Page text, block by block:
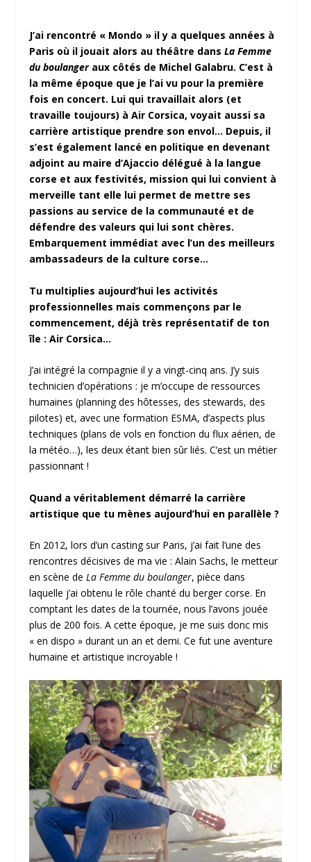
J’ai rencontré « Mondo » il y a quelques années à
Paris où il jouait alors au théâtre dansLa Femme
du boulangeraux côtés de Michel Galabru. C’est à
la même époque que je l’ai vu pour la première
fois en concert. Lui qui travaillait alors (et
travaille toujours) à Air Corsica, voyait aussi sa
carrière artistique prendre son envol… Depuis, il
s’est également lancé en politique en devenant
adjoint au maire d’Ajaccio délégué à la langue
corse et aux festivités, mission qui lui convient à
merveille tant elle lui permet de mettre ses
passions au service de la communauté et de
défendre des valeurs qui lui sont chères.
Embarquement immédiat avec l’un des meilleurs
ambassadeurs de la culture corse…
Tu multiplies aujourd’hui les activités
professionnelles mais commençons par le
commencement, déjà très représentatif de ton
île : Air Corsica…
J’ai intégré la compagnie il y a vingt-cinq ans. J’y suis
technicien d’opérations : je m’occupe de ressources
humaines (planning des hôtesses, des stewards, des
pilotes) et, avec une formation ESMA, d’aspects plus
techniques (plans de vols en fonction du flux aérien, de
la météo…), les deux étant bien sûr liés. C’est un métier
passionnant !
Quand a véritablement démarré la carrière
artistique que tu mènes aujourd’hui en parallèle ?
En 2012, lors d’un casting sur Paris, j’ai fait l’une des
rencontres décisives de ma vie : Alain Sachs, le metteur
en scène deLa Femme du boulanger, pièce dans
laquelle j’ai obtenu le rôle chanté du berger corse. En
comptant les dates de la tournée, nous l’avons jouée
plus de 200 fois. A cette époque, je me suis donc mis
« en dispo » durant un an et demi. Ce fut une aventure
humaine et artistique incroyable !